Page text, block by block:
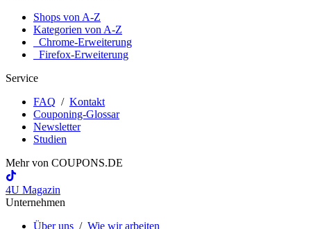
Shops von A-Z
Kategorien von A-Z
Chrome-Erweiterung
Firefox-Erweiterung
Service
FAQ / Kontakt
Couponing-Glossar
Newsletter
Studien
Mehr von COUPONS.DE
4U Magazin
Unternehmen
Über uns / Wie wir arbeiten